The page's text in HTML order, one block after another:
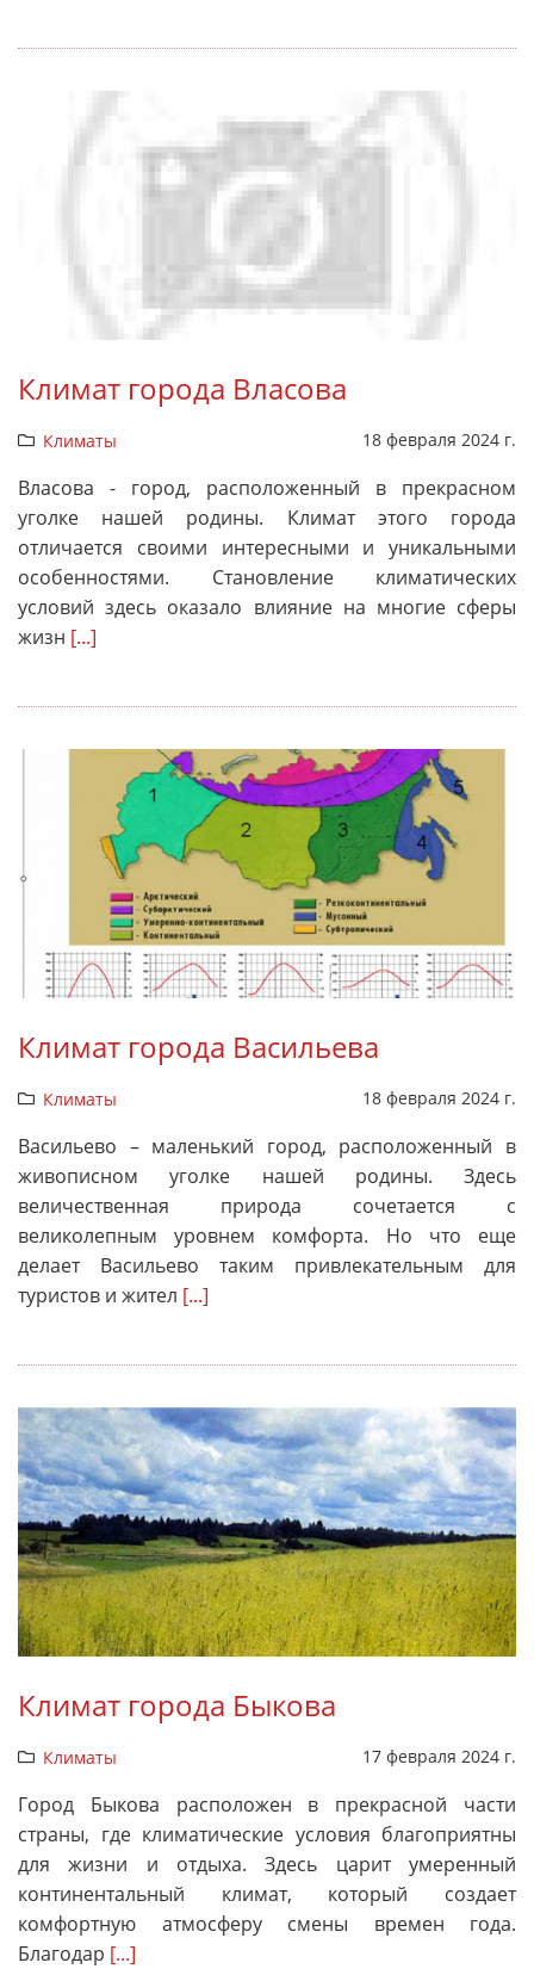
Климат города Власова
Климаты 18 февраля 2024 г.
Власова - город, расположенный в прекрасном
уголке нашей родины. Климат этого города
отличается своими интересными и уникальными
особенностями. Становление климатических
условий здесь оказало влияние на многие сферы
жизн [...]
Климат города Васильева
Климаты 18 февраля 2024 г.
Васильево – маленький город, расположенный в
живописном уголке нашей родины. Здесь
величественная природа сочетается с
великолепным уровнем комфорта. Но что еще
делает Васильево таким привлекательным для
туристов и жител [...]
Климат города Быкова
Климаты 17 февраля 2024 г.
Город Быкова расположен в прекрасной части
страны, где климатические условия благоприятны
для жизни и отдыха. Здесь царит умеренный
континентальный климат, который создает
комфортную атмосферу смены времен года.
Благодар [...]